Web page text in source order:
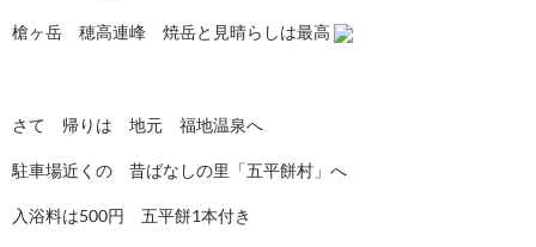
槍ヶ岳 穂高連峰 焼岳と見晴らしは最高
さて 帰りは 地元 福地温泉へ
駐車場近くの 昔ばなしの里「五平餅村」へ
入浴料は500円 五平餅1本付き